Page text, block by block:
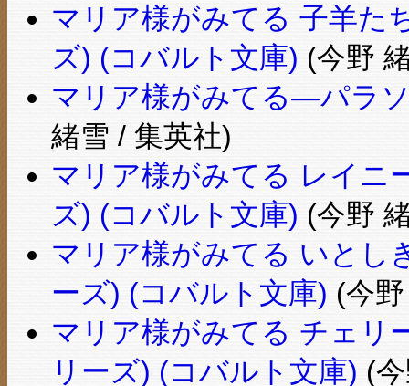
マリア様がみてる 子羊た
ズ) (コバルト文庫) (今野
マリア様がみてる―パラ
緒雪 / 集英社)
マリア様がみてる レイニ
ズ) (コバルト文庫) (今野
マリア様がみてる いとし
ーズ) (コバルト文庫) (今
マリア様がみてる チェリ
リーズ) (コバルト文庫) (